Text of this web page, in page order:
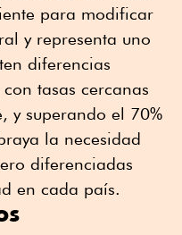
para modificar
y representa uno
diferencias
tasas cercanas
y superando el 70%
la necesidad
diferenciadas
en cada país.